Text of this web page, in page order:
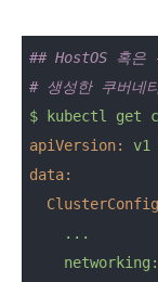
## HostOS 혹은
# 생성한 쿠버네
$
kubectl get
apiVersion:
v1
data:
    ...
    networking: